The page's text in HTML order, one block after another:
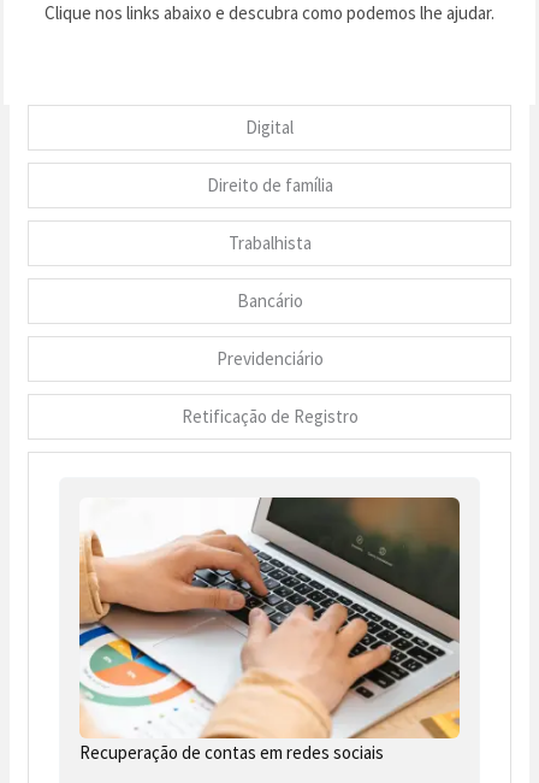
Clique nos links abaixo e descubra como podemos lhe ajudar.
Digital
Direito de família
Trabalhista
Bancário
Previdenciário
Retificação de Registro
Recuperação de contas em redes sociais